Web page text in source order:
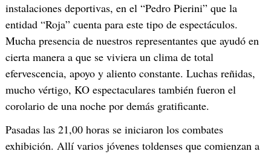
instalaciones deportivas, en el “Pedro Pierini” que la
entidad “Roja” cuenta para este tipo de espectáculos.
Mucha presencia de nuestros representantes que ayudó en
cierta manera a que se viviera un clima de total
efervescencia, apoyo y aliento constante. Luchas reñidas,
mucho vértigo, KO espectaculares también fueron el
corolario de una noche por demás gratificante.
Pasadas las 21,00 horas se iniciaron los combates
exhibición. Allí varios jóvenes toldenses que comienzan a